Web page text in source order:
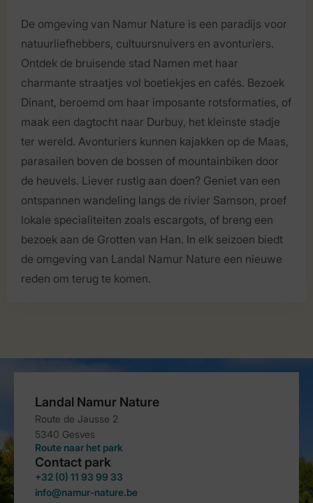
De omgeving van Namur Nature is een paradijs voor
natuurliefhebbers, cultuursnuivers en avonturiers.
Ontdek de bruisende stad Namen met haar
charmante straatjes vol boetiekjes en cafés. Bezoek
Dinant, beroemd om haar imposante rotsformaties, of
maak een dagtocht naar Durbuy, het kleinste stadje
ter wereld. Avonturiers kunnen kajakken op de Maas,
parasailen boven de bossen of mountainbiken door
de heuvels. Liever rustig aan doen? Geniet van een
ontspannen wandeling langs de rivier Samson, proef
lokale specialiteiten zoals escargots, of breng een
bezoek aan de Grotten van Han. In elk seizoen biedt
de omgeving van Landal Namur Nature een nieuwe
reden om terug te komen.